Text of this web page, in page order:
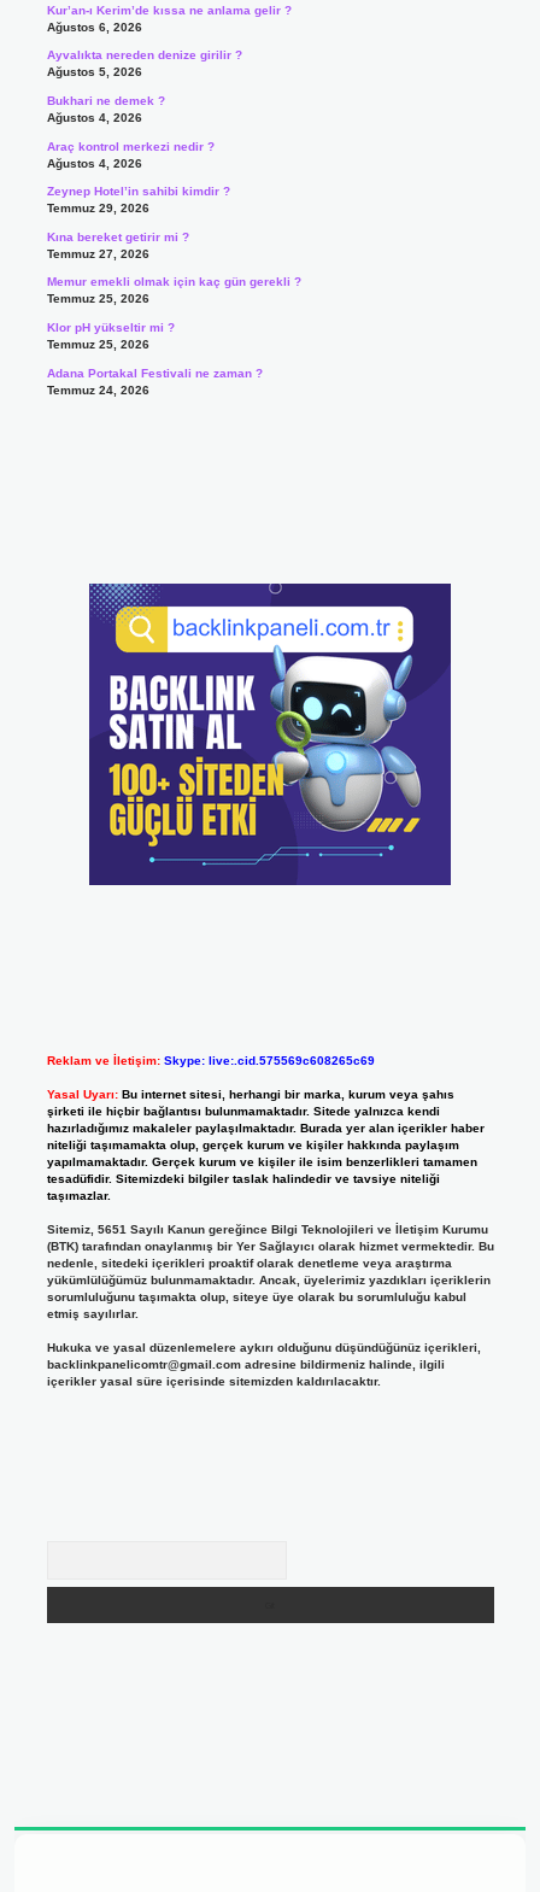
Kur’an-ı Kerim’de kıssa ne anlama gelir ?
Ağustos 6, 2026
Ayvalıkta nereden denize girilir ?
Ağustos 5, 2026
Bukhari ne demek ?
Ağustos 4, 2026
Araç kontrol merkezi nedir ?
Ağustos 4, 2026
Zeynep Hotel’in sahibi kimdir ?
Temmuz 29, 2026
Kına bereket getirir mi ?
Temmuz 27, 2026
Memur emekli olmak için kaç gün gerekli ?
Temmuz 25, 2026
Klor pH yükseltir mi ?
Temmuz 25, 2026
Adana Portakal Festivali ne zaman ?
Temmuz 24, 2026
Reklam ve İletişim: Skype: live:.cid.575569c608265c69
Yasal Uyarı: Bu internet sitesi, herhangi bir marka, kurum veya şahıs
şirketi ile hiçbir bağlantısı bulunmamaktadır. Sitede yalnızca kendi
hazırladığımız makaleler paylaşılmaktadır. Burada yer alan içerikler haber
niteliği taşımamakta olup, gerçek kurum ve kişiler hakkında paylaşım
yapılmamaktadır. Gerçek kurum ve kişiler ile isim benzerlikleri tamamen
tesadüfidir. Sitemizdeki bilgiler taslak halindedir ve tavsiye niteliği
taşımazlar.
Sitemiz, 5651 Sayılı Kanun gereğince Bilgi Teknolojileri ve İletişim Kurumu
(BTK) tarafından onaylanmış bir Yer Sağlayıcı olarak hizmet vermektedir. Bu
nedenle, sitedeki içerikleri proaktif olarak denetleme veya araştırma
yükümlülüğümüz bulunmamaktadır. Ancak, üyelerimiz yazdıkları içeriklerin
sorumluluğunu taşımakta olup, siteye üye olarak bu sorumluluğu kabul
etmiş sayılırlar.
Hukuka ve yasal düzenlemelere aykırı olduğunu düşündüğünüz içerikleri,
backlinkpanelicomtr@gmail.comadresine bildirmeniz halinde, ilgili
içerikler yasal süre içerisinde sitemizden kaldırılacaktır.